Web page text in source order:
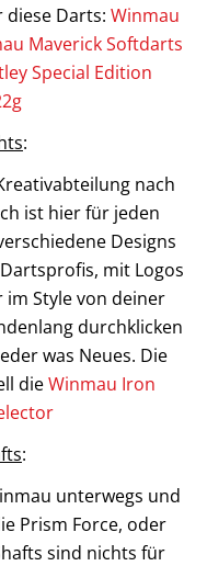
diese Darts: Winmau
Maverick Softdarts
Special Edition
:
nach
ist hier für jeden
Designs
mit Logos
im Style von deiner
durchklicken
was Neues. Die
dieWinmau Iron
:
unterwegs und
Prism Force, oder
sind nichts für